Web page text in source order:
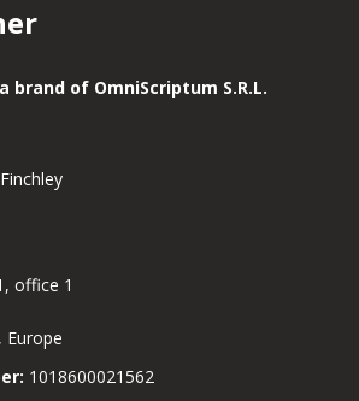
brand of OmniScriptum S.R.L.
office 1
Europe
1018600021562